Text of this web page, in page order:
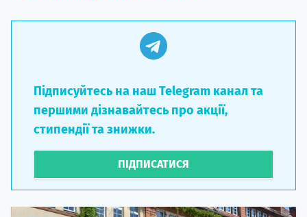
Підписуйтесь на наш Telegram канал та
першими дізнавайтесь про акції,
стипендії та знижки.
ПІДПИСАТИСЯ